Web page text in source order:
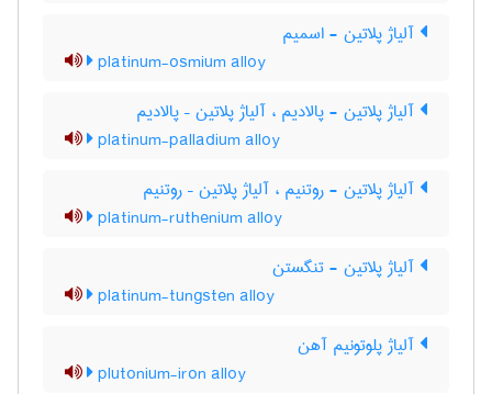
آلیاژ پلاتین - اسمیم
platinum-osmium alloy
آلیاژ پلاتین - پالادیم ، آلیاژ پلاتین – پالادیم
platinum-palladium alloy
آلیاژ پلاتین - روتنیم ، آلیاژ پلاتین – روتنیم
platinum-ruthenium alloy
آلیاژ پلاتین - تنگستن
platinum-tungsten alloy
آلیاژ پلوتونیم آهن
plutonium-iron alloy